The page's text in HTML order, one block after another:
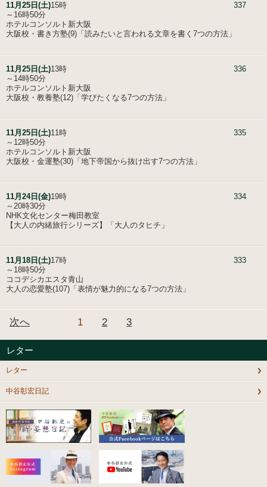
11月25日(土) 337
15時
～16時50分
ホテルコンソルト新大阪
大阪校・書き方塾(9)「読みたいと言われる文章を書く7つの方法」
11月25日(土) 336
13時
～14時50分
ホテルコンソルト新大阪
大阪校・教養塾(12)「学びたくなる7つの方法」
11月25日(土) 335
11時
～12時50分
ホテルコンソルト新大阪
大阪校・金運塾(30)「地下帝国から抜け出す7つの方法」
11月24日(金) 334
19時
～20時30分
NHK文化センター梅田教室
【大人の内緒旅行シリーズ】「大人のタヒチ」
11月18日(土) 333
17時
～18時50分
ココデシカエスタ青山
大人の恋愛塾(107)「表情が魅力的になる7つの方法」
1 2 3
次へ
レター
レター
中谷彰宏日記